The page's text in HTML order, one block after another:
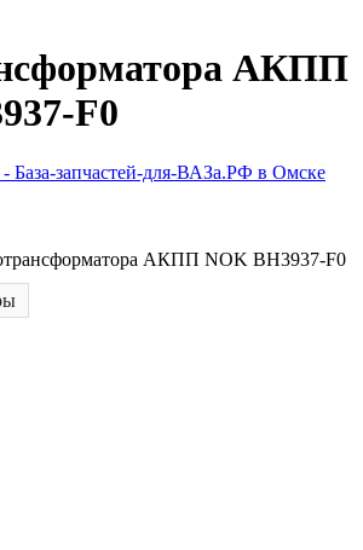
АКПП
F0
запчастей-для-ВАЗа.РФ в Омске
АКПП NOK BH3937-F0